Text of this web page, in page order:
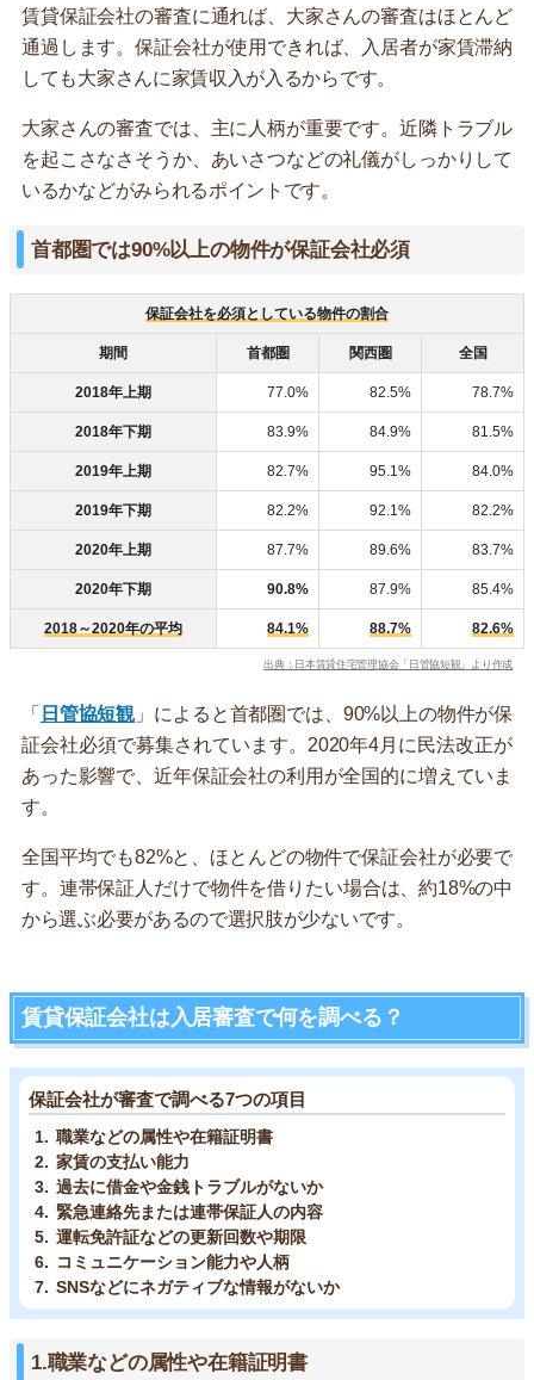
賃貸保証会社の審査に通れば、大家さんの審査はほとんど
通過します。保証会社が使用できれば、入居者が家賃滞納
しても大家さんに家賃収入が入るからです。
大家さんの審査では、主に人柄が重要です。近隣トラブル
を起こさなさそうか、あいさつなどの礼儀がしっかりして
いるかなどがみられるポイントです。
首都圏では90%以上の物件が保証会社必須
保証会社を必須としている物件の割合
期間 首都圏 関西圏 全国
2018年上期 77.0% 82.5% 78.7%
2018年下期 83.9% 84.9% 81.5%
2019年上期 82.7% 95.1% 84.0%
2019年下期 82.2% 92.1% 82.2%
2020年上期 87.7% 89.6% 83.7%
2020年下期 90.8% 87.9% 85.4%
2018～2020年の平均 84.1% 88.7% 82.6%
出典：日本賃貸住宅管理協会「日管協短観」より作成
「 日管協短観」によると首都圏では、90%以上の物件が保
証会社必須で募集されています。2020年4月に民法改正が
あった影響で、近年保証会社の利用が全国的に増えていま
す。
全国平均でも82%と、ほとんどの物件で保証会社が必要で
す。連帯保証人だけで物件を借りたい場合は、約18%の中
から選ぶ必要があるので選択肢が少ないです。
賃貸保証会社は入居審査で何を調べる？
保証会社が審査で調べる7つの項目
職業などの属性や在籍証明書
家賃の支払い能力
過去に借金や金銭トラブルがないか
緊急連絡先または連帯保証人の内容
運転免許証などの更新回数や期限
コミュニケーション能力や人柄
SNSなどにネガティブな情報がないか
1.職業などの属性や在籍証明書